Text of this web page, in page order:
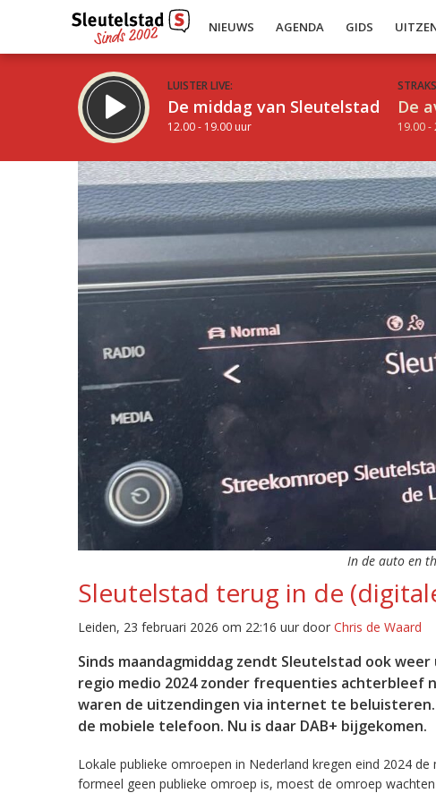
NIEUWS AGENDA GIDS
LUISTER LIVE:
De middag van Sleutelstad
12.00 - 19.00 uur
De
19.00 -
In de auto en
Sleutelstad terug in de
Leiden, 23 februari 2026 om 22:16 uur door Chris de Waard
Sinds maandagmiddag zendt Sleutelstad ook
regio medio 2024 zonder frequenties achterbleef
waren de uitzendingen via internet te
de mobiele telefoon. Nu is daar DAB+ bijgekomen.
Lokale publieke omroepen in Nederland kregen eind 2024
formeel geen publieke omroep is, moest de omroep